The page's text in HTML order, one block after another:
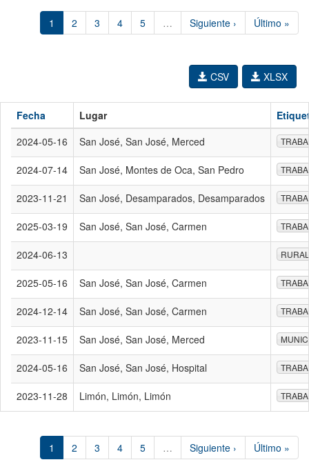
1 2 3 4 5 … Siguiente › Último »
XLSX
CSV
Fecha Lugar
2024-05-16
San José, San José, Merced
2024-07-14 San José, Montes de Oca, San Pedro
2023-11-21 San José, Desamparados, Desamparados
2025-03-19 San José, San José, Carmen
2024-06-13
2025-05-16 San José, San José, Carmen
2024-12-14 San José, San José, Carmen
2023-11-15 San José, San José, Merced
2024-05-16 San José, San José, Hospital
2023-11-28 Limón, Limón, Limón
1 2 3 4 5 … Siguiente › Último »